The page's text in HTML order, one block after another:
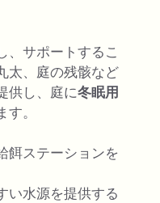
、サポートするこ
太、庭の残骸など
供し、庭に冬眠用
。
餌ステーションを
い水源を提供する